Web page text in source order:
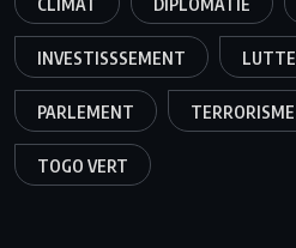
CLIMAT DIPLOMATIE
INVESTISSSEMENT LUTTE
PARLEMENT TERRORISME
TOGO VERT